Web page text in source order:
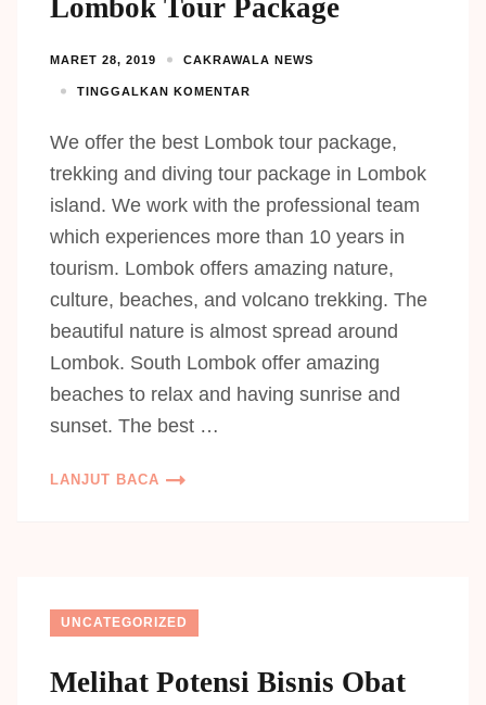
Lombok Tour Package
MARET 28, 2019 CAKRAWALA NEWS
TINGGALKAN KOMENTAR
We offer the best Lombok tour package,
trekking and diving tour package in Lombok
island. We work with the professional team
which experiences more than 10 years in
tourism. Lombok offers amazing nature,
culture, beaches, and volcano trekking. The
beautiful nature is almost spread around
Lombok. South Lombok offer amazing
beaches to relax and having sunrise and
sunset. The best …
LANJUT BACA
UNCATEGORIZED
Melihat Potensi Bisnis Obat